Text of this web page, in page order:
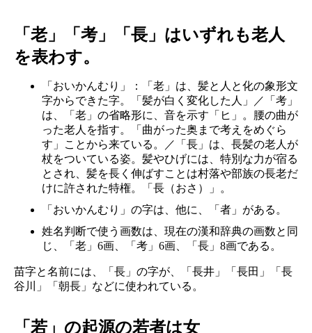
「老」「考」「長」はいずれも老人
を表わす。
「おいかんむり」：「老」は、髪と人と化の象形文
字からできた字。「髪が白く変化した人」／「考」
は、「老」の省略形に、音を示す「ヒ」。腰の曲が
った老人を指す。「曲がった奥まで考えをめぐら
す」ことから来ている。／「長」は、長髪の老人が
杖をついている姿。髪やひげには、特別な力が宿る
とされ、髪を長く伸ばすことは村落や部族の長老だ
けに許された特権。「長（おさ）」。
「おいかんむり」の字は、他に、「者」がある。
姓名判断で使う画数は、現在の漢和辞典の画数と同
じ、「老」6画、「考」6画、「長」8画である。
苗字と名前には、「長」の字が、「長井」「長田」「長
谷川」「朝長」などに使われている。
「若」の起源の若者は女